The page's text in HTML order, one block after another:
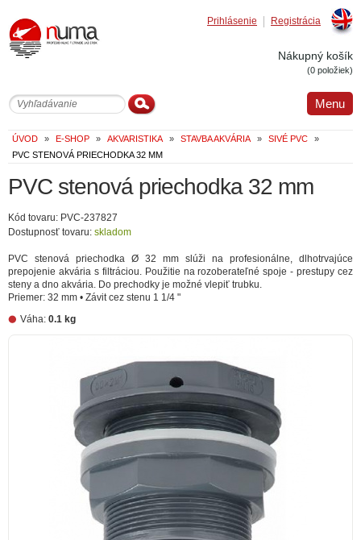
Registrácia
Prihlásenie
Nákupný košík
(0 položiek)
Menu
ÚVOD » E-SHOP » AKVARISTIKA » STAVBA AKVÁRIA » SIVÉ PVC
»
PVC STENOVÁ PRIECHODKA 32 MM
PVC stenová priechodka 32 mm
Kód tovaru: PVC-237827
Dostupnosť tovaru: skladom
PVC stenová priechodka Ø 32 mm slúži na profesionálne, dlhotrvajúce
prepojenie akvária s filtráciou. Použitie na rozoberateľné spoje - prestupy cez
steny a dno akvária. Do prechodky je možné vlepiť trubku.
Priemer: 32 mm • Závit cez stenu 1 1/4 "
Váha: 0.1 kg